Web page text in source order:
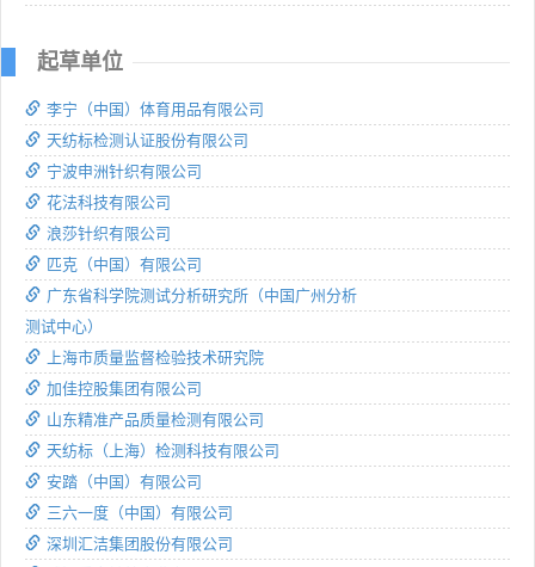
起草单位
李宁（中国）体育用品有限公司
天纺标检测认证股份有限公司
宁波申洲针织有限公司
花法科技有限公司
浪莎针织有限公司
匹克（中国）有限公司
广东省科学院测试分析研究所（中国广州分析
测试中心）
上海市质量监督检验技术研究院
加佳控股集团有限公司
山东精准产品质量检测有限公司
天纺标（上海）检测科技有限公司
安踏（中国）有限公司
三六一度（中国）有限公司
深圳汇洁集团股份有限公司